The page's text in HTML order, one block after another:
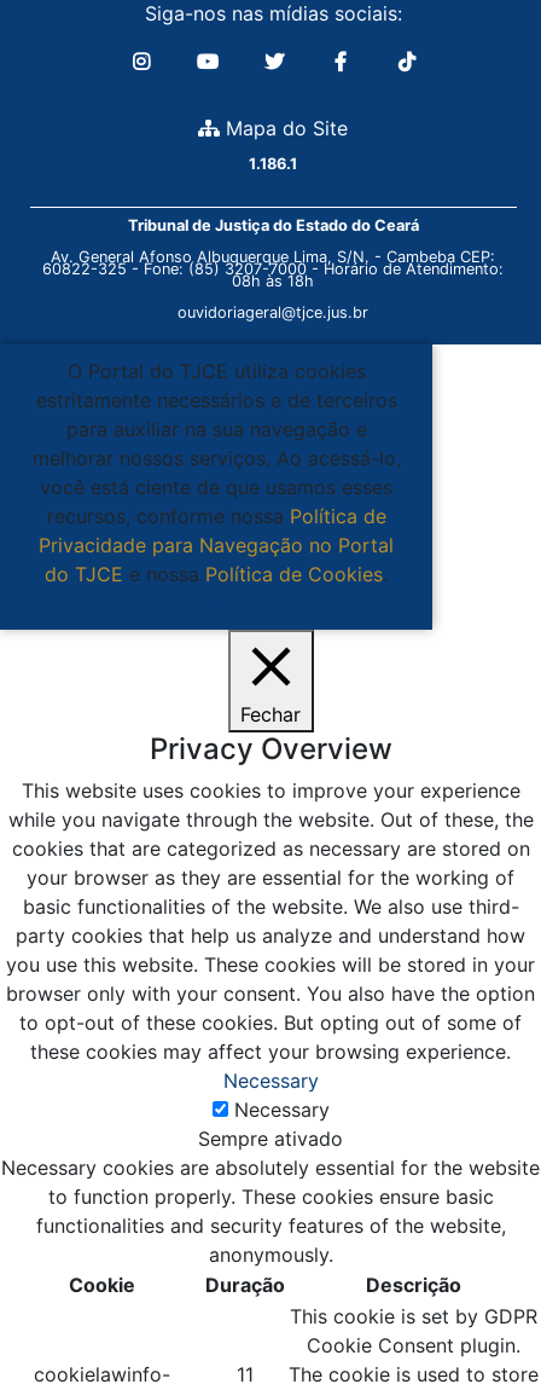
Siga-nos nas mídias sociais:
Mapa do Site
1.186.1
Tribunal de Justiça do Estado do Ceará
Av. General Afonso Albuquerque Lima, S/N. - Cambeba CEP:
60822-325 - Fone: (85) 3207-7000 - Horário de Atendimento:
08h às 18h
ouvidoriageral@tjce.jus.br
O Portal do TJCE utiliza cookies
estritamente necessários e de terceiros
para auxiliar na sua navegação e
melhorar nossos serviços. Ao acessá-lo,
você está ciente de que usamos esses
recursos, conforme nossa Política de
Privacidade para Navegação no Portal
do TJCE e nossa Política de Cookies.
Fechar
Privacy Overview
This website uses cookies to improve your experience
while you navigate through the website. Out of these, the
cookies that are categorized as necessary are stored on
your browser as they are essential for the working of
basic functionalities of the website. We also use third-
party cookies that help us analyze and understand how
you use this website. These cookies will be stored in your
browser only with your consent. You also have the option
to opt-out of these cookies. But opting out of some of
these cookies may affect your browsing experience.
Necessary
Necessary
Sempre ativado
Necessary cookies are absolutely essential for the website
to function properly. These cookies ensure basic
functionalities and security features of the website,
anonymously.
Cookie
Duração Descrição
cookielawinfo-
11
This cookie is set by GDPR
Cookie Consent plugin.
The cookie is used to store